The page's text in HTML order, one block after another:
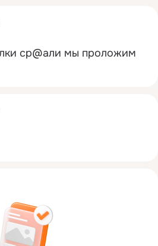
ср@али мы проложим